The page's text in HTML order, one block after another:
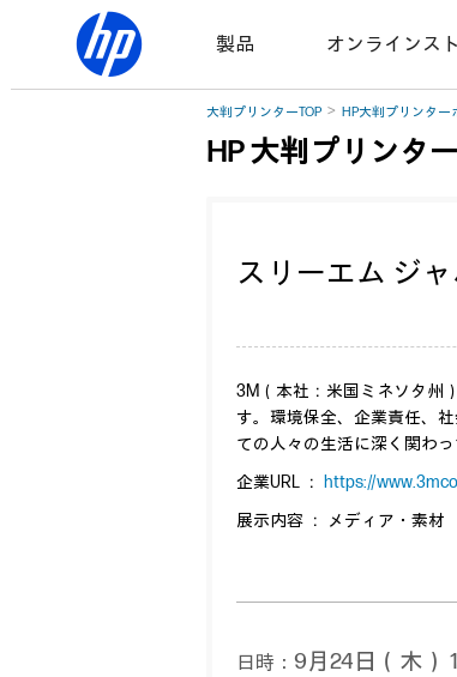
製品 オンラインス
大判プリンターTOP HP大判プリンター
HP 大判プリンタ
スリーエム ジ
3M（本社：米国ミネソタ州
す。環境保全、企業責任、
ての人々の生活に深く関わっ
企業URL ：
https://
展示内容 ： メディア・素材
日時： 9月24日（木）